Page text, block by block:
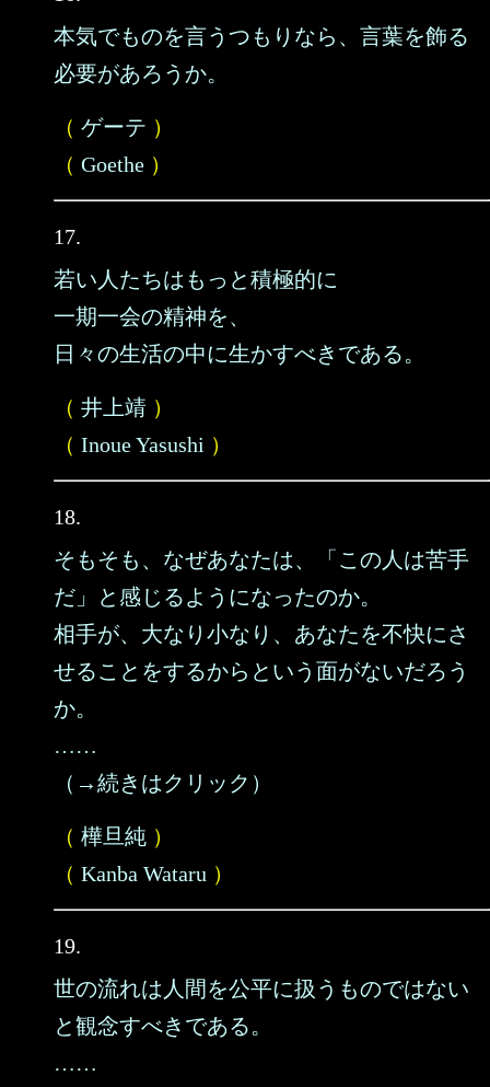
本気でものを言うつもりなら、言葉を飾る
必要があろうか。
（ ゲーテ ）
（ Goethe ）
17.
若い人たちはもっと積極的に
一期一会の精神を、
日々の生活の中に生かすべきである。
（ 井上靖 ）
（ Inoue Yasushi ）
18.
そもそも、なぜあなたは、「この人は苦手
だ」と感じるようになったのか。
相手が、大なり小なり、あなたを不快にさ
せることをするからという面がないだろう
か。
……
（→続きはクリック）
（ 樺旦純 ）
（ Kanba Wataru ）
19.
世の流れは人間を公平に扱うものではない
と観念すべきである。
……